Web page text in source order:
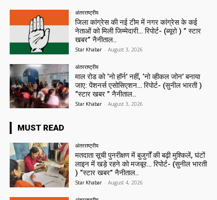
अंतरराष्ट्रीय
जिला कांग्रेस की नई टीम में नगर कांग्रेस के कई
नेताओं को मिली जिम्मेदारी… रिपोर्ट- (ब्यूरो ) ” स्टार
खबर” नैनीताल..
Star Khabar - August 3, 2026
अंतरराष्ट्रीय
माल रोड को ‘नो हॉर्न’ नहीं, ‘नो व्हीकल जोन’ बनाया
जाए: पेंशनर्स एसोसिएशन… रिपोर्ट- (सुनील भारती )
“स्टार खबर ” नैनीताल..
Star Khabar - August 3, 2026
MUST READ
अंतरराष्ट्रीय
मतदाता सूची पुनरीक्षण में बुजुर्गों की बढ़ी मुश्किलें, घंटों
लाइन में खड़े रहने को मजबूर… रिपोर्ट- (सुनील भारती
) “स्टार खबर” नैनीताल..
Star Khabar - August 4, 2026